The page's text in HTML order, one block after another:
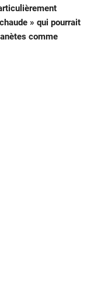
» qui pourrait
comme